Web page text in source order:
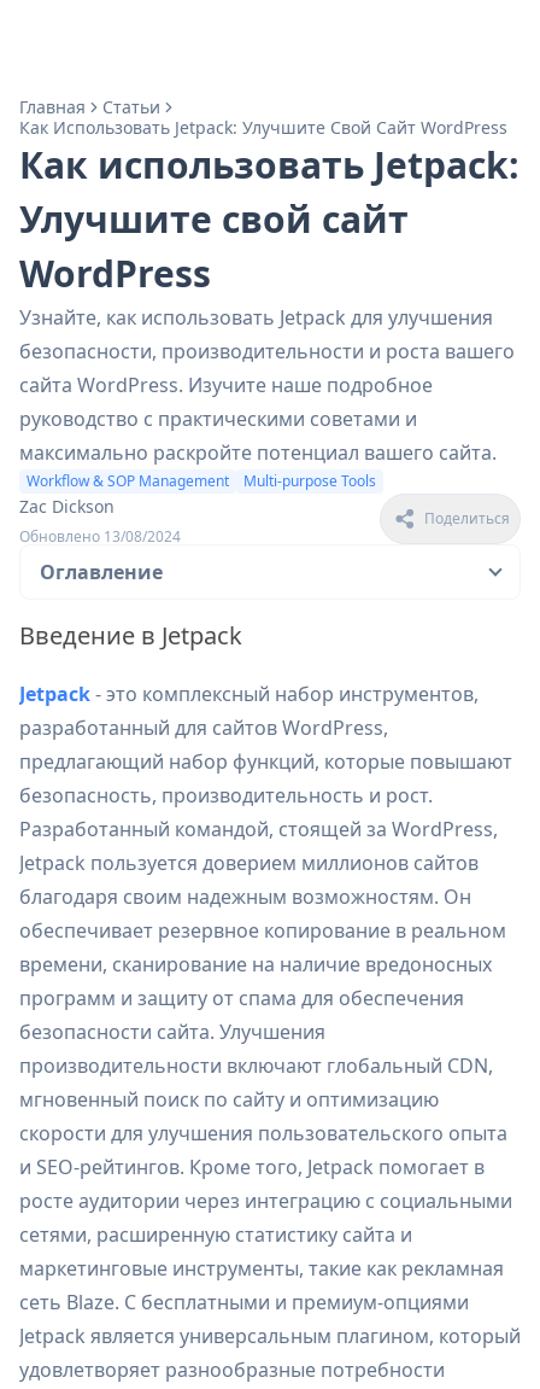
Главная
Статьи
Как Использовать Jetpack: Улучшите Свой Сайт WordPress
Как использовать Jetpack:
Улучшите свой сайт
WordPress
Узнайте, как использовать Jetpack для улучшения
безопасности, производительности и роста вашего
сайта WordPress. Изучите наше подробное
руководство с практическими советами и
максимально раскройте потенциал вашего сайта.
Workflow & SOP Management Multi-purpose Tools
Zac Dickson
Обновлено 13/08/2024
Поделиться
Оглавление
Введение в Jetpack
Jetpack- это комплексный набор инструментов,
разработанный для сайтов WordPress,
предлагающий набор функций, которые повышают
безопасность, производительность и рост.
Разработанный командой, стоящей за WordPress,
Jetpack пользуется доверием миллионов сайтов
благодаря своим надежным возможностям. Он
обеспечивает резервное копирование в реальном
времени, сканирование на наличие вредоносных
программ и защиту от спама для обеспечения
безопасности сайта. Улучшения
производительности включают глобальный CDN,
мгновенный поиск по сайту и оптимизацию
скорости для улучшения пользовательского опыта
и SEO-рейтингов. Кроме того, Jetpack помогает в
росте аудитории через интеграцию с социальными
сетями, расширенную статистику сайта и
маркетинговые инструменты, такие как рекламная
сеть Blaze. С бесплатными и премиум-опциями
Jetpack является универсальным плагином, который
удовлетворяет разнообразные потребности